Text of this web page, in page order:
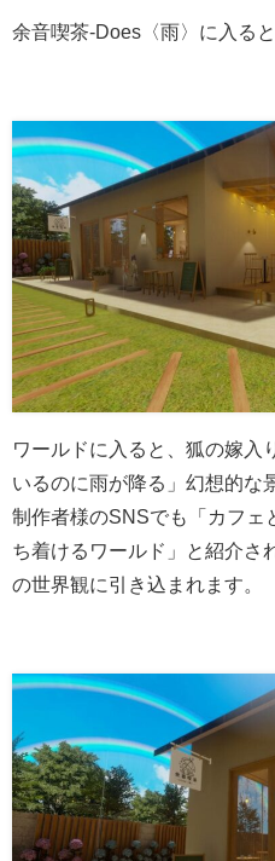
余音喫茶-Does〈雨〉に入る
ワールドに入ると、狐の嫁入
いるのに雨が降る」幻想的な
制作者様のSNSでも「カフェ
ち着けるワールド」と紹介さ
の世界観に引き込まれます。